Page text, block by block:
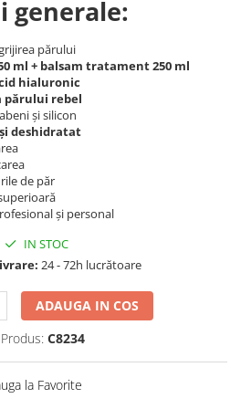
par |
generale:
părului
ml + balsam tratament 250 ml
hialuronic
părului rebel
și silicon
deshidratat
de păr
și personal
IN STOC
24 - 72h lucrătoare
ADAUGA IN COS
C8234
la Favorite